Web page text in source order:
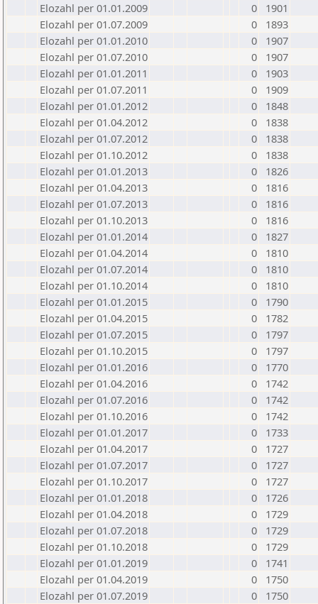
Elozahl per 01.01.2009
0
1901
Elozahl per 01.07.2009
0
1893
Elozahl per 01.01.2010
0
1907
Elozahl per 01.07.2010
0
1907
Elozahl per 01.01.2011
0
1903
Elozahl per 01.07.2011
0
1909
Elozahl per 01.01.2012
0
1848
Elozahl per 01.04.2012
0
1838
Elozahl per 01.07.2012
0
1838
Elozahl per 01.10.2012
0
1838
Elozahl per 01.01.2013
0
1826
Elozahl per 01.04.2013
0
1816
Elozahl per 01.07.2013
0
1816
Elozahl per 01.10.2013
0
1816
Elozahl per 01.01.2014
0
1827
Elozahl per 01.04.2014
0
1810
Elozahl per 01.07.2014
0
1810
Elozahl per 01.10.2014
0
1810
Elozahl per 01.01.2015
0
1790
Elozahl per 01.04.2015
0
1782
Elozahl per 01.07.2015
0
1797
Elozahl per 01.10.2015
0
1797
Elozahl per 01.01.2016
0
1770
Elozahl per 01.04.2016
0
1742
Elozahl per 01.07.2016
0
1742
Elozahl per 01.10.2016
0
1742
Elozahl per 01.01.2017
0
1733
Elozahl per 01.04.2017
0
1727
Elozahl per 01.07.2017
0
1727
Elozahl per 01.10.2017
0
1727
Elozahl per 01.01.2018
0
1726
Elozahl per 01.04.2018
0
1729
Elozahl per 01.07.2018
0
1729
Elozahl per 01.10.2018
0
1729
Elozahl per 01.01.2019
0
1741
Elozahl per 01.04.2019
0
1750
Elozahl per 01.07.2019
0
1750